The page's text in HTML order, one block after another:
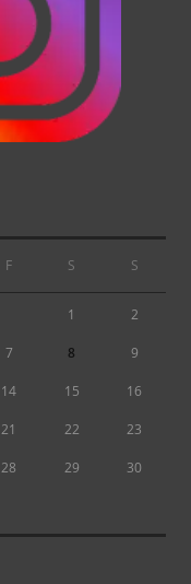
F S S
1 2
7 8 9
14 15 16
21 22 23
28 29 30